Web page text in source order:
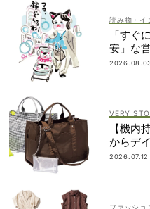
読み物・イ
「すぐ
安」な
VERY
【機内
からデ
ッグ』
2026.07.12
ファッショ